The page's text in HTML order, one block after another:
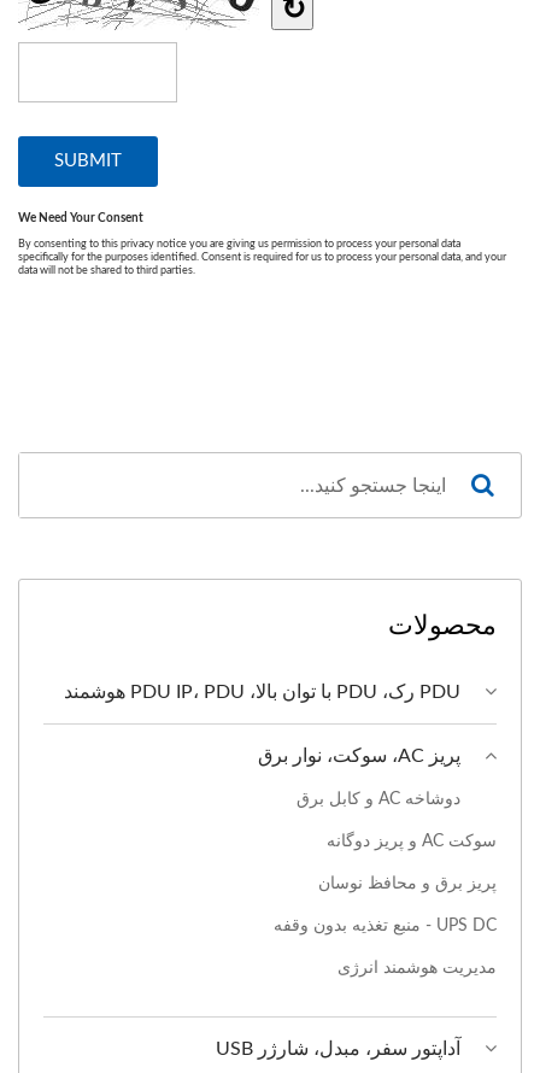
محصولات
PDU رک، PDU با توان بالا، PDU IP، PDU هوشمند
پریز AC، سوکت، نوار برق
دوشاخه AC و کابل برق
سوکت AC و پریز دوگانه
پریز برق و محافظ نوسان
UPS DC - منبع تغذیه بدون وقفه
مدیریت هوشمند انرژی
آداپتور سفر، مبدل، شارژر USB